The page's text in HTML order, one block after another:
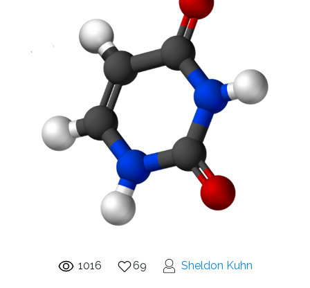
1016 69 Sheldon Kuhn